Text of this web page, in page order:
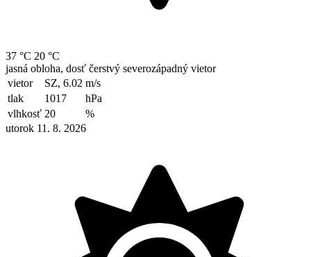
37 °C 20 °C
jasná obloha, dosť čerstvý severozápadný vietor
vietor
SZ, 6.02 m/s
tlak
1017
hPa
vlhkosť 20
%
utorok 11. 8. 2026